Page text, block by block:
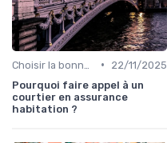
•
22/11/2025
Pourquoi faire appel à un
courtier en assurance
habitation ?